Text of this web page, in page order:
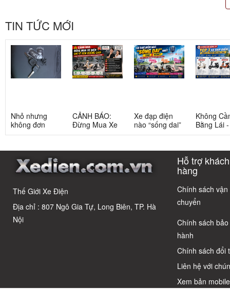
TIN TỨC MỚI
Nhỏ nhưng
không đơn
giản: Sự thật
học sinh cấp 2
CẢNH BÁO:
Đừng Mua Xe
Điện Chỉ Vì
Cáo! 5 Bẫy
Quyết Chọn Xe
Chuẩn Chỉnh
Xe đạp điện
nào “sống dai”
nhất sau 5
có câu trả lời
Không
Bằng Lái
3 Xe Đạp
Cho Học
Thế Giới Xe Điện
Địa chỉ : 807 Ngô Gia Tự, Long Biên, TP. Hà
Nội
Hỗ trợ khách
hàng
Chính sách vận
chuyển
Chính sách bảo
hành
Chính sách đổi
Liên hệ với
Xem bản